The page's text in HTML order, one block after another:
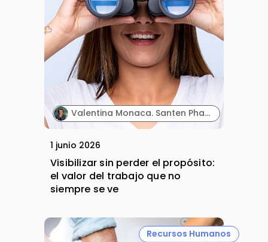
Valentina Monaca. Santen Pharmaceutical.
1 junio 2026
Visibilizar sin perder el propósito:
el valor del trabajo que no
siempre se ve
Recursos Humanos